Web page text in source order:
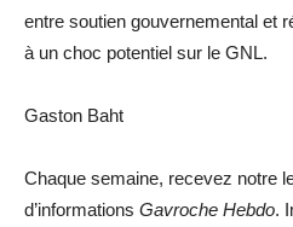
entre soutien gouvernemental et
à un choc potentiel sur le GNL.
Gaston Baht
Chaque semaine, recevez notre
d’informations Gavroche Hebdo.